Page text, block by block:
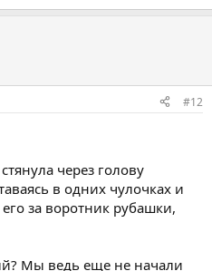
#12
через голову
в одних чулочках и
за воротник рубашки,
Мы ведь еще не начали